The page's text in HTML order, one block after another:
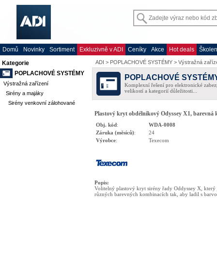
Domů Novinky Sortiment Exkluzivně v ADI Ceníky Akce Hot deals
Kategorie
POPLACHOVÉ SYSTÉMY
Výstražná zařízení
Sirény a majáky
Sirény venkovní zálohované
ADI > POPLACHOVÉ SYSTÉMY > Výstražná
POPLACHOVÉ
Komplexní řešení pro elektronické
velikostí a kategorií důležitosti...
Plastový kryt obdélníkový Odyssey X1, barevná
Obj. kód:
WDA-0008
Záruka (měsíců):
24
Výrobce: Texecom
Popis:
Volitelný plastový kryt sirény řady Oddyssey X, který
různých barevných kombinacích tak, aby ladil s